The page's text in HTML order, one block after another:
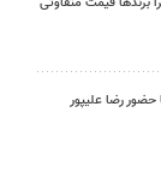
رضا علیپور